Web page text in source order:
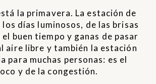
la primavera. La estación de
días luminosos, de las brisas
el buen tiempo y ganas de pasar
aire libre y también la estación
para muchas personas: es el
y de la congestión.